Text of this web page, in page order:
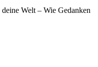
Welt – Wie Gedanken